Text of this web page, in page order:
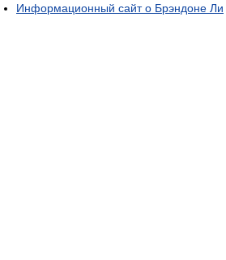
Информационный сайт о Брэндоне Ли